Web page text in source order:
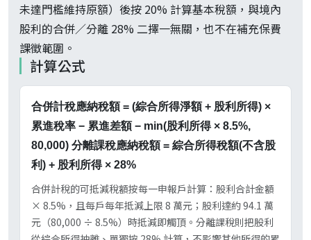
未達門檻維持原額）後按 20% 計算基本稅額，與境內
股利的合併／分離 28% 二擇一無關，也不在補充保費
課徵範圍。
計算公式
合併計稅應納稅額 = (綜合所得淨額 + 股利所得) ×
累進稅率 − 累進差額 − min(股利所得 × 8.5%,
80,000) 分離課稅應納稅額 = 綜合所得稅額(不含股
利) + 股利所得 × 28%
合併計稅的可抵減稅額按每一申報戶計算：股利合計金額
× 8.5%，且每戶每年抵減上限 8 萬元；股利達約 94.1 萬
元（80,000 ÷ 8.5%）時抵減即觸頂。分離課稅則把股利